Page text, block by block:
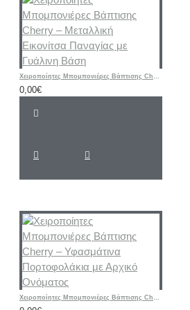
Χειροποίητες Μπομπονιέρες Βάπτισης Cherry – Μεταλλική Εικονίτσα Παναγίας με Γυάλινη Βάση
0,00€
Χειροποίητες Μπομπονιέρες Βάπτισης Cherry – Υφασμάτινα Πορτοφολάκια με Αρχικό Ονόματος